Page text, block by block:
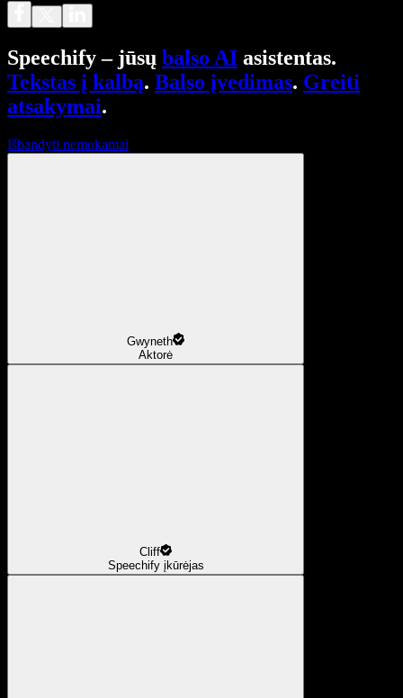
Speechify – jūsų balso AI asistentas.
Tekstas į kalbą. Balso įvedimas. Greiti
atsakymai.
Išbandyti nemokamai
Gwyneth
Aktorė
Cliff
Speechify įkūrėjas